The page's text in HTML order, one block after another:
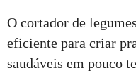
O cortador de
eficiente para criar
saudáveis em pouco